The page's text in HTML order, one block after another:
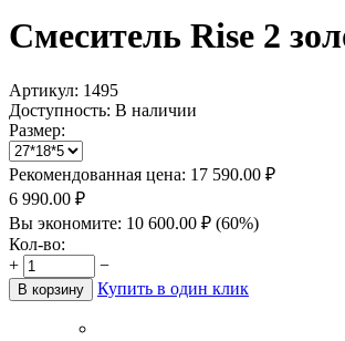
Смеситель Rise 2
Артикул: 1495
Доступность: В наличии
Размер:
Рекомендованная цена: 17 590.00 ₽
6 990.00 ₽
Вы экономите: 10 600.00 ₽ (60%)
Кол-во:
+
−
В корзину Купить в один клик